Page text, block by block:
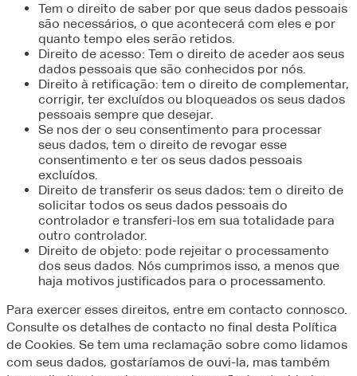
Tem o direito de saber por que seus dados pessoais
são necessários, o que acontecerá com eles e por
quanto tempo eles serão retidos.
Direito de acesso: Tem o direito de aceder aos seus
dados pessoais que são conhecidos por nós.
Direito à retificação: tem o direito de complementar,
corrigir, ter excluídos ou bloqueados os seus dados
pessoais sempre que desejar.
Se nos der o seu consentimento para processar
seus dados, tem o direito de revogar esse
consentimento e ter os seus dados pessoais
excluídos.
Direito de transferir os seus dados: tem o direito de
solicitar todos os seus dados pessoais do
controlador e transferi-los em sua totalidade para
outro controlador.
Direito de objeto: pode rejeitar o processamento
dos seus dados. Nós cumprimos isso, a menos que
haja motivos justificados para o processamento.
Para exercer esses direitos, entre em contacto connosco.
Consulte os detalhes de contacto no final desta Política
de Cookies. Se tem uma reclamação sobre como lidamos
com seus dados, gostaríamos de ouvi-la, mas também